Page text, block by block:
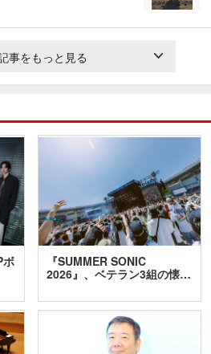
事をもっと見る
『SUMMER SONIC
2026』、ベテラン3組の懐…